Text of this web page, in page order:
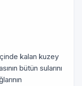
içinde kalan kuzey
bütün sularını